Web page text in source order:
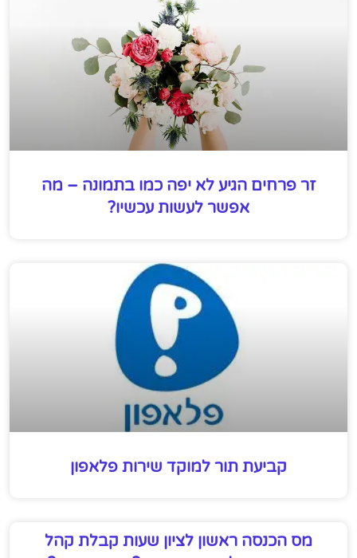
זר פרחים הגיע לא יפה כמו בתמונה – מה
אפשר לעשות עכשיו?
קביעת תור למוקד שירות פלאפון
מס הכנסה ראשון לציון שעות קבלת קהל